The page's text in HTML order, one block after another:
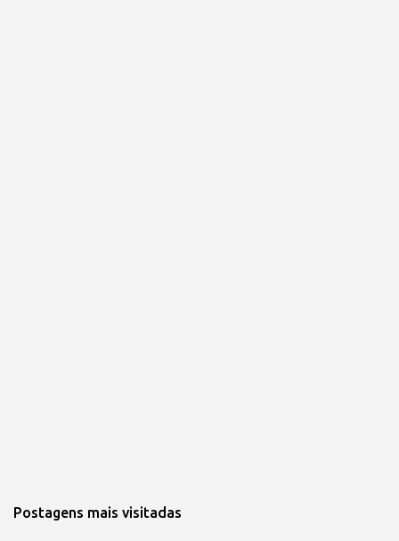
Postagens mais visitadas